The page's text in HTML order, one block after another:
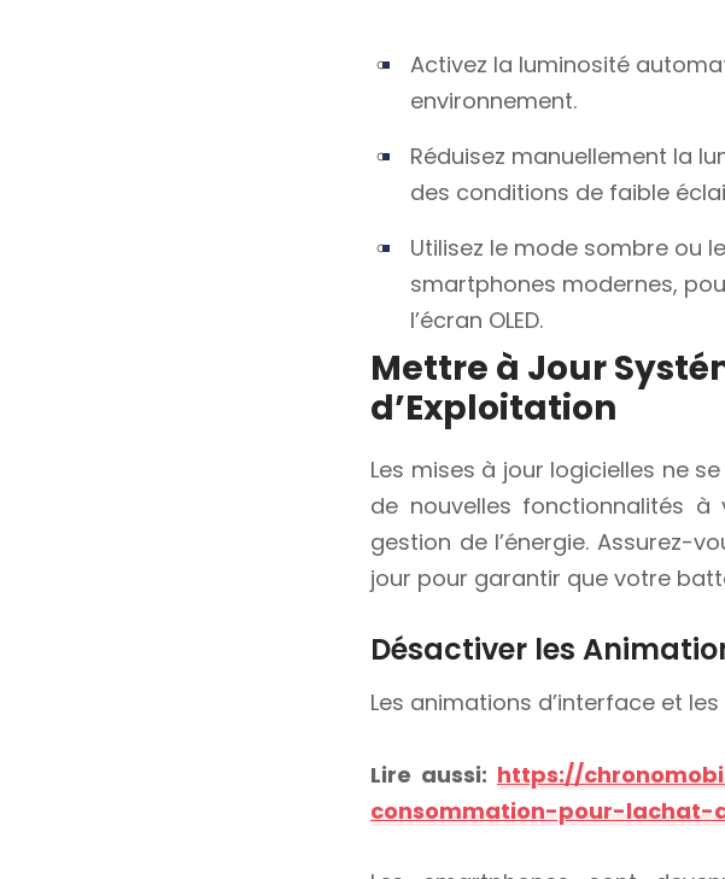
Activez la luminosité
environnement.
Réduisez manuellement la
des conditions de faible
Utilisez le mode sombre ou
smartphones modernes,
l’écran OLED.
Mettre à Jour
d’Exploitation
Les mises à jour logicielles ne
de nouvelles fonctionnalités
gestion de l’énergie. Assurez-
jour pour garantir que votre
Désactiver les
Les animations d’interface et
Lire aussi: https://
consommation-pour-lachat-